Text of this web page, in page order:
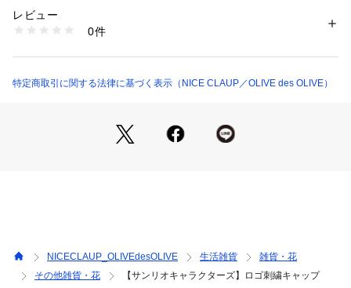
れの刺繍をフロントにデザインしました
その他2：シナモン
＜ お気に入り追加がおすすめ ＞
※撮影時の光の関係で、画面上の画像と実際のお色とでは若干
の色差が生じる可能性がございます。
商品番号：
5052180500 （ショップ）
レビュー
0件
特定商取引に関する法律に基づく表示（NICE CLAUP／OLIVE des OLIVE）
NICECLAUP_OLIVEdesOLIVE 生活雑貨
雑貨・花
その他雑貨・花
【サンリオキャラクターズ】ロゴ刺繍キャップ